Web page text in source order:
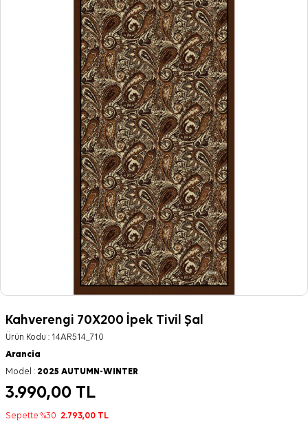
Kahverengi 70X200 İpek Tivil Şal
Ürün Kodu : 14AR514_710
Arancia
Model : 2025 AUTUMN-WINTER
3.990,00 TL
Sepette %30 2.793,00 TL